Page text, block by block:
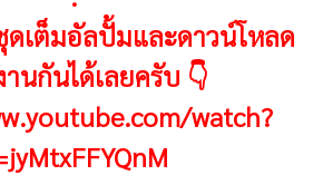
เต็มอัลปั้มและดาวน์โหลด
านกันได้เลยครับ 👇
watch?